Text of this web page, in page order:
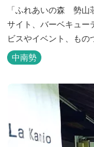
「ふれあいの森 勢山
サイト、バーベキュー
ビスやイベント、もの
ルを発信しています。
にはホタルが飛び交う
い田舎にタイムスリ
中南勢